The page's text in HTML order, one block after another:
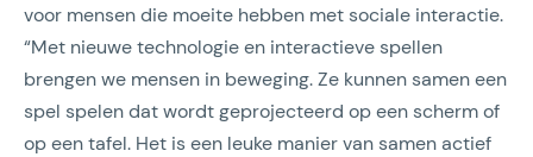
voor mensen die moeite hebben met sociale interactie.
“Met nieuwe technologie en interactieve spellen
brengen we mensen in beweging. Ze kunnen samen een
spel spelen dat wordt geprojecteerd op een scherm of
op een tafel. Het is een leuke manier van samen actief